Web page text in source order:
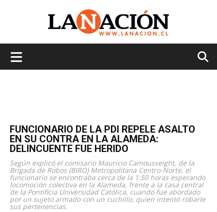
FUNCIONARIO DE LA PDI REPELE ASALTO
EN SU CONTRA EN LA ALAMEDA:
DELINCUENTE FUE HERIDO
Según explicó el comisario Mauricio Camousseight, de la
Brigada de Robos (BIRO) Metropolitana Centro-Norte, el
funcionario se encontraba cerca de la 1:50 horas esperando
locomoción colectiva en la Alameda, frente a la casa central
de la Pontificia Universidad Católica, cuando fue abordado
por un sujeto armado con un cuchillo, quien intentó robarle
sus pertenencias.